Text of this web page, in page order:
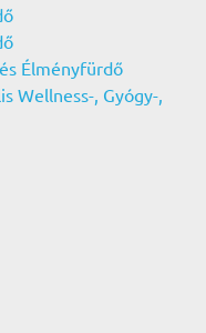
Élményfürdő
Wellness-, Gyógy-,